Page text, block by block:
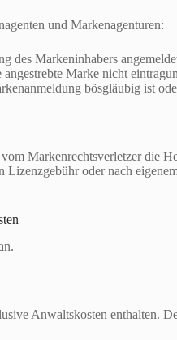
und Markenagenturen:
des Markeninhabers
Marke nicht
bösgläubig ist
Markenrechtsverletzer die
Lizenzgebühr oder nach
Anwaltskosten enthalten.